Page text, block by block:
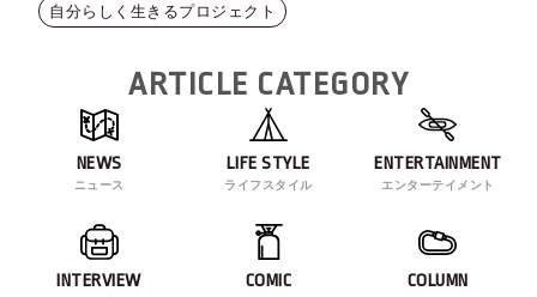
自分らしく生きるプロジェクト
ARTICLE CATEGORY
NEWS
ニュース
LIFE STYLE
ライフスタイル
ENTERTAINMENT
エンターテイメント
INTERVIEW COMIC COLUMN